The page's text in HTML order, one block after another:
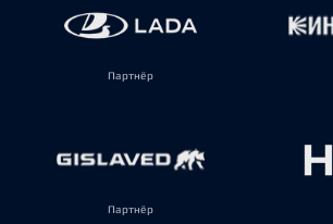
Партнёр
Партнёр